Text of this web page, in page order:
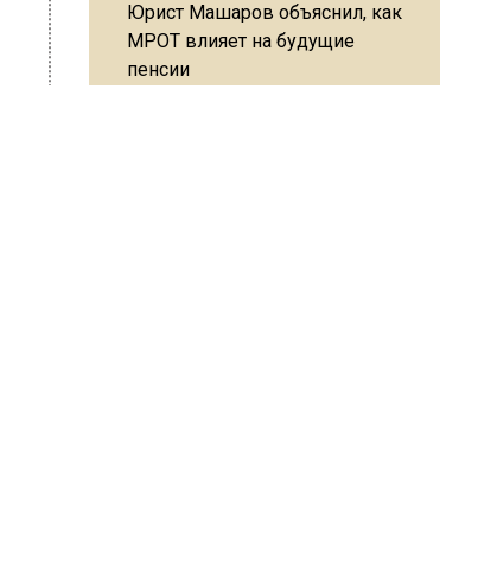
Юрист Машаров объяснил, как
МРОТ влияет на будущие
пенсии